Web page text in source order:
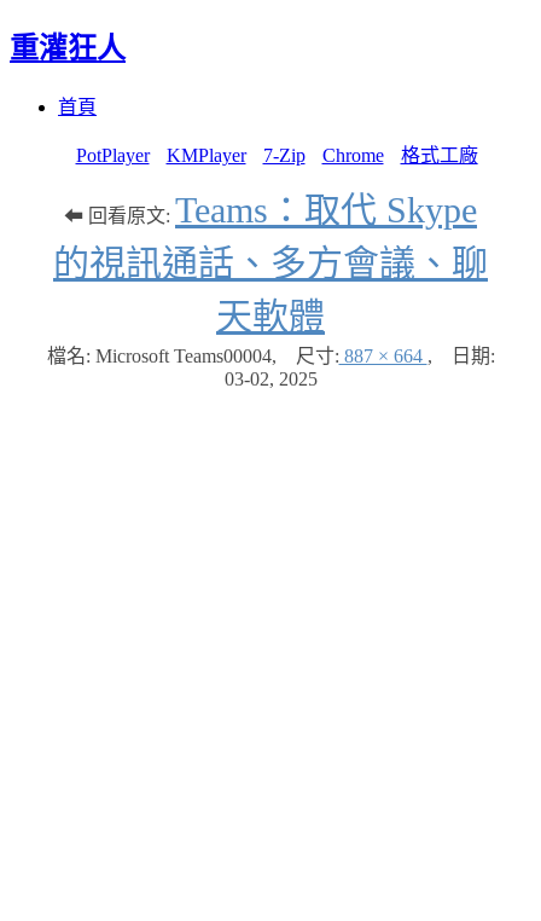
重灌狂人
首頁
PotPlayer KMPlayer 7-Zip Chrome 格式工廠
⬅ 回看原文: Teams：取代 Skype
的視訊通話、多方會議、聊
天軟體
檔名: Microsoft Teams00004, 尺寸: 887 × 664 ,
日期:
03-02, 2025